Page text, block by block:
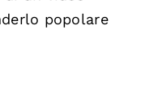
popolare